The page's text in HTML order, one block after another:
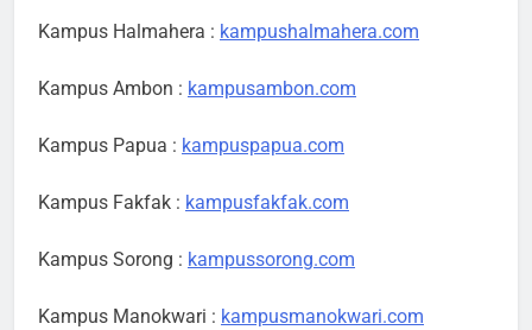
Kampus Halmahera : kampushalmahera.com
Kampus Ambon : kampusambon.com
Kampus Papua : kampuspapua.com
Kampus Fakfak : kampusfakfak.com
Kampus Sorong : kampussorong.com
Kampus Manokwari : kampusmanokwari.com